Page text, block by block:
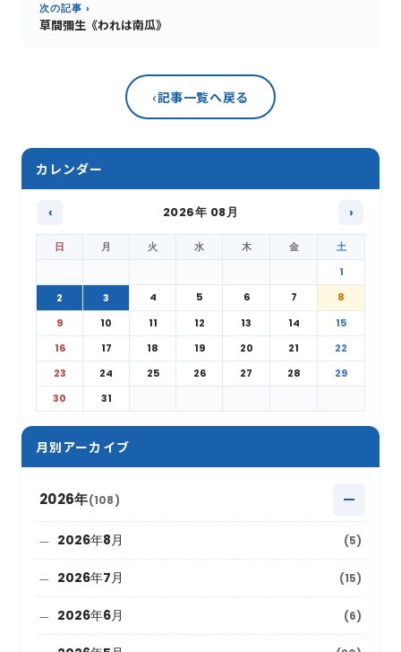
次の記事 ›
草間彌生《われは南瓜》
‹記事一覧へ戻る
カレンダー
‹ 2026年 08月 ›
日 月 火 水 木 金
土
1
2
3 4 5 6 7
8
9
10 11 12 13 14
15
16
17 18 19 20 21
22
23
24 25 26 27 28
29
30
31
月別アーカイブ
2026年(108)
2026年8月 (5)
2026年7月 (15)
2026年6月 (6)